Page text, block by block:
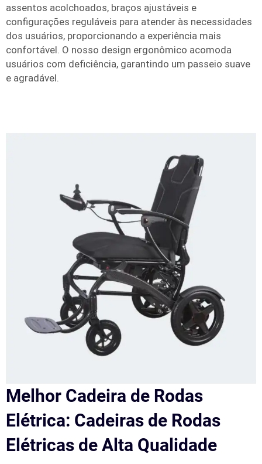
assentos acolchoados, braços ajustáveis e
configurações reguláveis para atender às necessidades
dos usuários, proporcionando a experiência mais
confortável. O nosso design ergonômico acomoda
usuários com deficiência, garantindo um passeio suave
e agradável.
Melhor Cadeira de Rodas
Elétrica: Cadeiras de Rodas
Elétricas de Alta Qualidade